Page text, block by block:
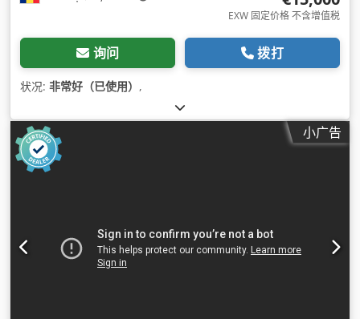
EXW 固定价格 不含增值税
询问 拨打
状况: 非常好（已使用） ,
小广告